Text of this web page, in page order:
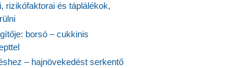
rizikófaktorai és táplálékok,
borsó – cukkinis
– hajnövekedést serkentő